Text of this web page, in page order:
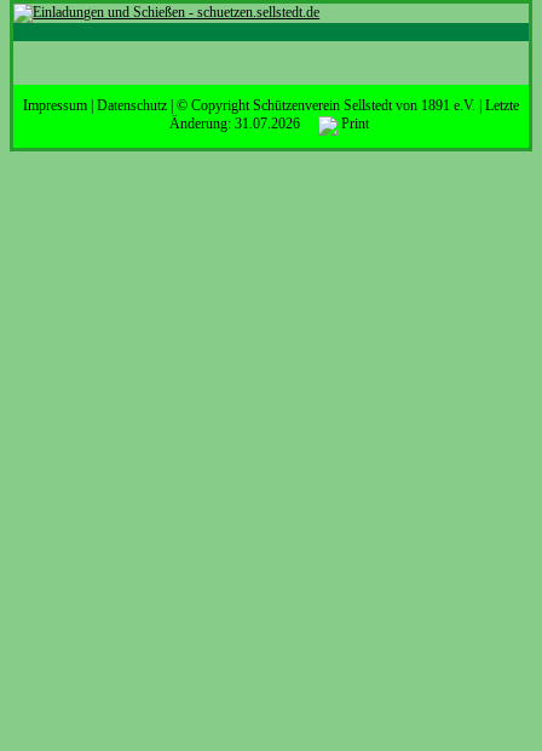
Impressum Datenschutz | © Copyright Schützenverein Sellstedt von 1891 e.V. | Letzte
Änderung: 31.07.2026
Print